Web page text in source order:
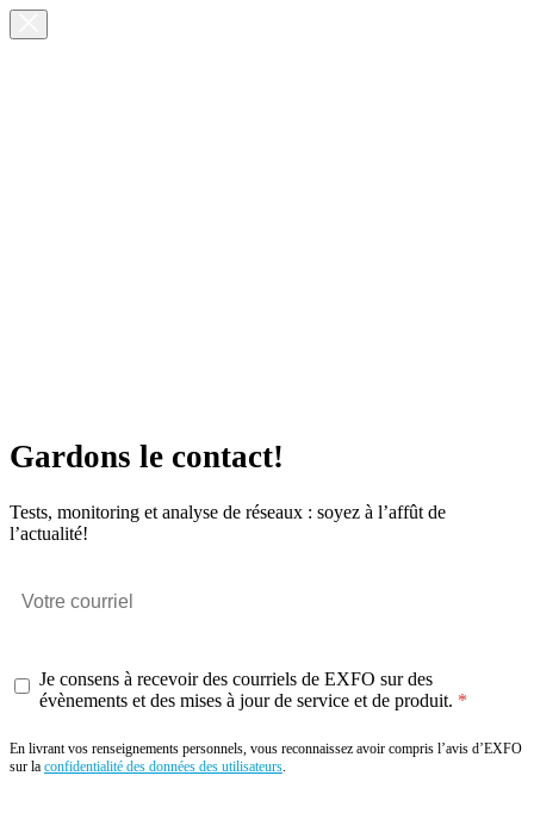
Gardons le contact!
Tests, monitoring et analyse de réseaux : soyez à l’affût de
l’actualité!
Je consens à recevoir des courriels de EXFO sur des
évènements et des mises à jour de service et de produit.
En livrant vos renseignements personnels, vous reconnaissez avoir compris l’avis d’EXFO
sur la confidentialité des données des utilisateurs.